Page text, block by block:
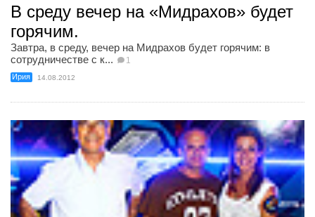
В среду вечер на «Мидрахов» будет
горячим.
Завтра, в среду, вечер на Мидрахов будет горячим: в
сотрудничестве с к...
1
Ирия 14.08.2012